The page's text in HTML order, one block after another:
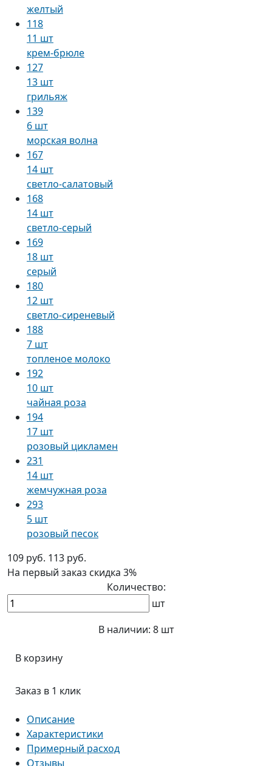
желтый
118
11 шт
крем-брюле
127
13 шт
грильяж
139
6 шт
морская волна
167
14 шт
светло-салатовый
168
14 шт
светло-серый
169
18 шт
серый
180
12 шт
светло-сиреневый
188
7 шт
топленое молоко
192
10 шт
чайная роза
194
17 шт
розовый цикламен
231
14 шт
жемчужная роза
293
5 шт
розовый песок
109 руб. 113 руб.
На первый заказ скидка 3%
Количество:
шт
В наличии: 8 шт
В корзину
Заказ в 1 клик
Описание
Характеристики
Примерный расход
Отзывы